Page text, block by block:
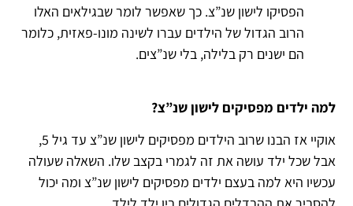
הפסיקו לישון שנ”צ. כך שאפשר לומר שבגילאים האלו
הרוב הגדול של הילדים עברו לשינה מונו-פאזית, כלומר
הם ישנים רק בלילה, בלי שנ”צים.
למה ילדים מפסיקים לישון שנ”צ?
אוקיי אז הבנו שרוב הילדים מפסיקים לישון שנ”צ עד גיל 5,
אבל שכל ילד עושה את זה לגמרי בקצב שלו. השאלה שעולה
עכשיו היא למה בעצם ילדים מפסיקים לישון שנ”צ ומה יכול